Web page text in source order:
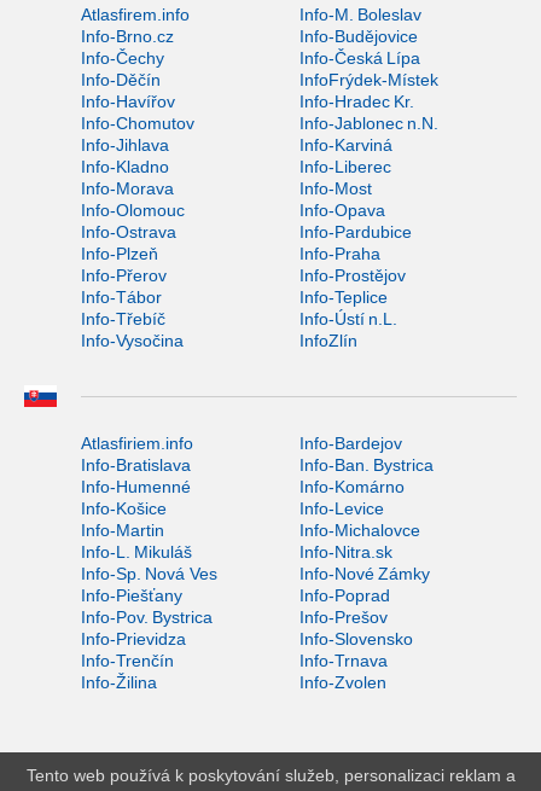
Atlasfirem.info
Info-M. Boleslav
Info-Brno.cz
Info-Budějovice
Info-Čechy
Info-Česká Lípa
Info-Děčín
InfoFrýdek-Místek
Info-Havířov
Info-Hradec Kr.
Info-Chomutov
Info-Jablonec n.N.
Info-Jihlava
Info-Karviná
Info-Kladno
Info-Liberec
Info-Morava
Info-Most
Info-Olomouc
Info-Opava
Info-Ostrava
Info-Pardubice
Info-Plzeň
Info-Praha
Info-Přerov
Info-Prostějov
Info-Tábor
Info-Teplice
Info-Třebíč
Info-Ústí n.L.
Info-Vysočina
InfoZlín
Atlasfiriem.info
Info-Bardejov
Info-Bratislava
Info-Ban. Bystrica
Info-Humenné
Info-Komárno
Info-Košice
Info-Levice
Info-Martin
Info-Michalovce
Info-L. Mikuláš
Info-Nitra.sk
Info-Sp. Nová Ves
Info-Nové Zámky
Info-Piešťany
Info-Poprad
Info-Pov. Bystrica
Info-Prešov
Info-Prievidza
Info-Slovensko
Info-Trenčín
Info-Trnava
Info-Žilina
Info-Zvolen
Tento web používá k poskytování služeb, personalizaci reklam a